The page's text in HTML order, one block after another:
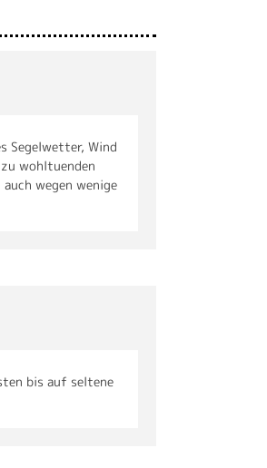
Segelwetter, Wind
wohltuenden
wegen wenige
bis auf seltene